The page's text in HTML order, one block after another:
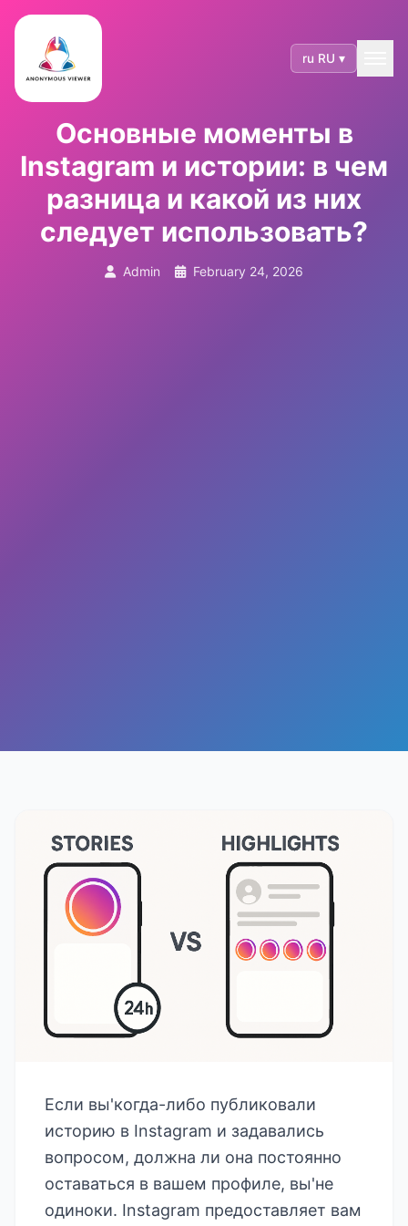
ru RU ▾
Основные моменты в
Instagram и истории: в чем
разница и какой из них
следует использовать?
Admin February 24, 2026
Если вы'когда-либо публиковали
историю в Instagram и задавались
вопросом, должна ли она постоянно
оставаться в вашем профиле, вы'не
одиноки. Instagram предоставляет вам